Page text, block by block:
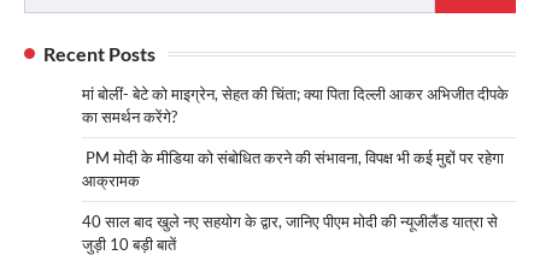
for:
Recent Posts
मां बोलीं- बेटे को माइग्रेन, सेहत की चिंता; क्या पिता दिल्ली आकर अभिजीत दीपके
का समर्थन करेंगे?
PM मोदी के मीडिया को संबोधित करने की संभावना, विपक्ष भी कई मुद्दों पर रहेगा
आक्रामक
40 साल बाद खुले नए सहयोग के द्वार, जानिए पीएम मोदी की न्यूजीलैंड यात्रा से
जुड़ी 10 बड़ी बातें